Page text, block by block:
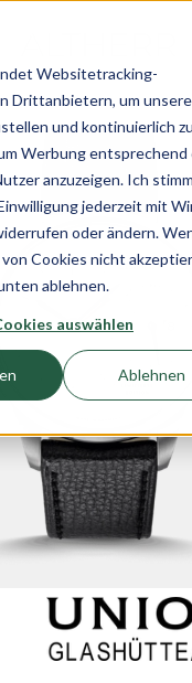
Websitetracking-
Drittanbietern, um unsere
und kontinuierlich zu
Werbung entsprechend
anzuzeigen. Ich
jederzeit mit
oder ändern.
Cookies nicht
ablehnen.
auswählen
Ablehnen